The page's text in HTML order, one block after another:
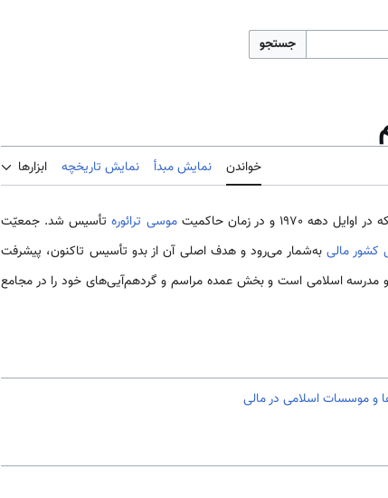
جستجو
خواندن نمایش مبدأ نمایش تاریخچه ابزارها
دهه 1970 و در زمان حاکمیت موسی ترائورهتأسیس شد. جمعیّت
کشور مالی به‌شمار می‌رود و هدف اصلی آن از بدو تأسیس تاکنون، پیشرفت
مدرسه اسلامی ‌است و بخش عمده مراسم و گردهم‌آیی‌های خود را در مجامع
و موسسات اسلامی در مالی